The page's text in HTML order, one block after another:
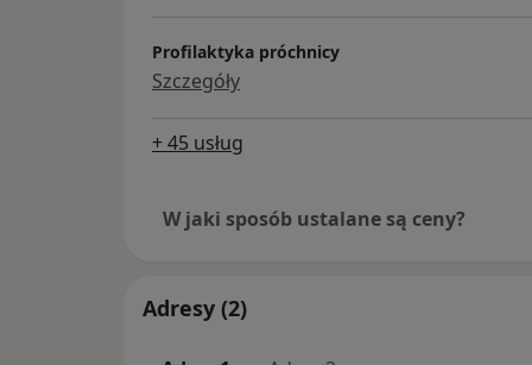
Profilaktyka próchnicy
Szczegóły
+ 45 usług
W jaki sposób ustalane są ceny?
Adresy (2)